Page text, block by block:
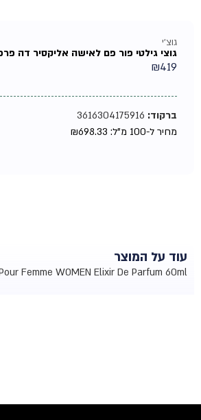
גוצ'י
גוצי גילטי פור פם לאישה אליקסיר דה פרפיום
₪419
ברקוד:3616304175916
מחיר ל-100 מ"ל:
₪698.33
עוד על המוצר
Femme WOMEN Elixir De Parfum 60ml